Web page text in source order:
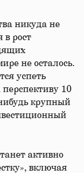
никуда не
в рост
не осталось.
успеть
перспективу 10
крупный
активно
включая